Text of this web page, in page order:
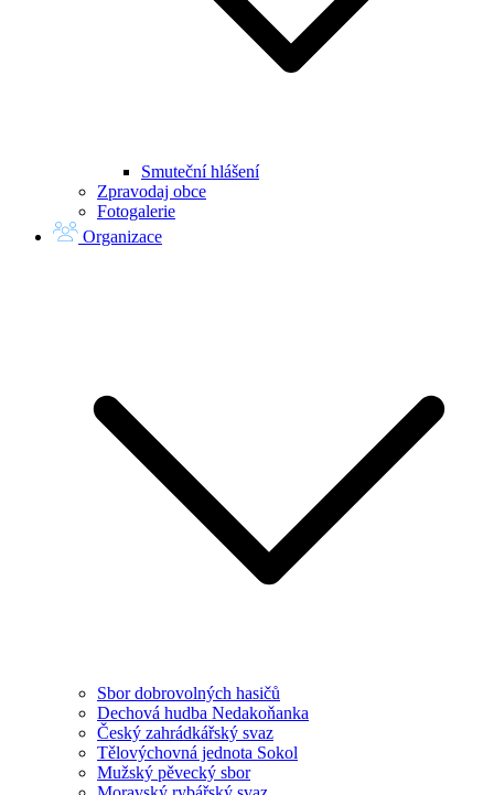
Smuteční hlášení
Zpravodaj obce
Fotogalerie
Organizace
Sbor dobrovolných hasičů
Dechová hudba Nedakoňanka
Český zahrádkářský svaz
Tělovýchovná jednota Sokol
Mužský pěvecký sbor